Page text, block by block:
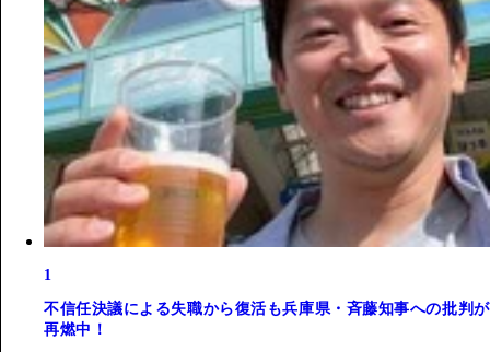
1
不信任決議による失職から復活も兵庫県・斉藤知事への批判が
再燃中！